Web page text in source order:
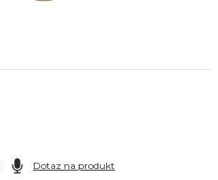
Dotaz na produkt